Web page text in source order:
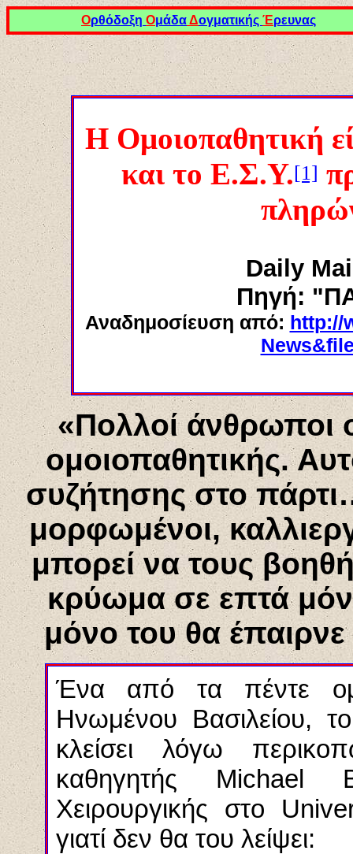
Ορθόδοξη ΟμάδαΔογματικής Έρευνας
Η Ομοιοπαθητική
και το Ε.Σ.Υ.[1]
Daily
Πηγή:
Αναδημοσίευση από: http://
«Πολλοί άνθρωποι
ομοιοπαθητικής.
συζήτησης στο
μορφωμένοι,
μπορεί να τους
κρύωμα σε επτά
μόνο του θα
Ένα από τα πέντε
Ηνωμένου Βασιλείου,
κλείσει λόγω
καθηγητής Michael
Χειρουργικής στο
γιατί δεν θα του λείψει: